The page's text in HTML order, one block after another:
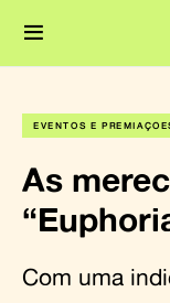
EVENTOS E
As
Com uma